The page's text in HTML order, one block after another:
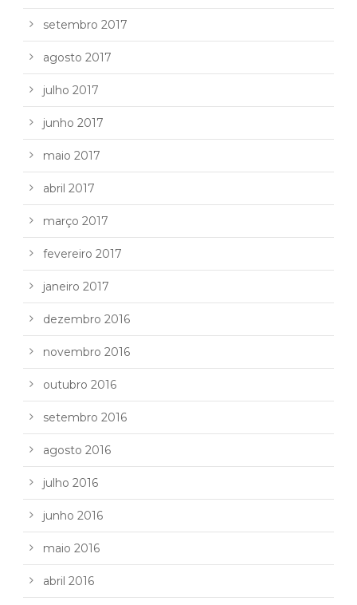
setembro 2017
agosto 2017
julho 2017
junho 2017
maio 2017
abril 2017
março 2017
fevereiro 2017
janeiro 2017
dezembro 2016
novembro 2016
outubro 2016
setembro 2016
agosto 2016
julho 2016
junho 2016
maio 2016
abril 2016